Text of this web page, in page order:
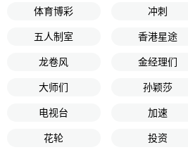
体育博彩 冲刺
五人制室 香港星途
龙卷风 金经理们
大师们 孙颖莎
电视台 加速
花轮 投资